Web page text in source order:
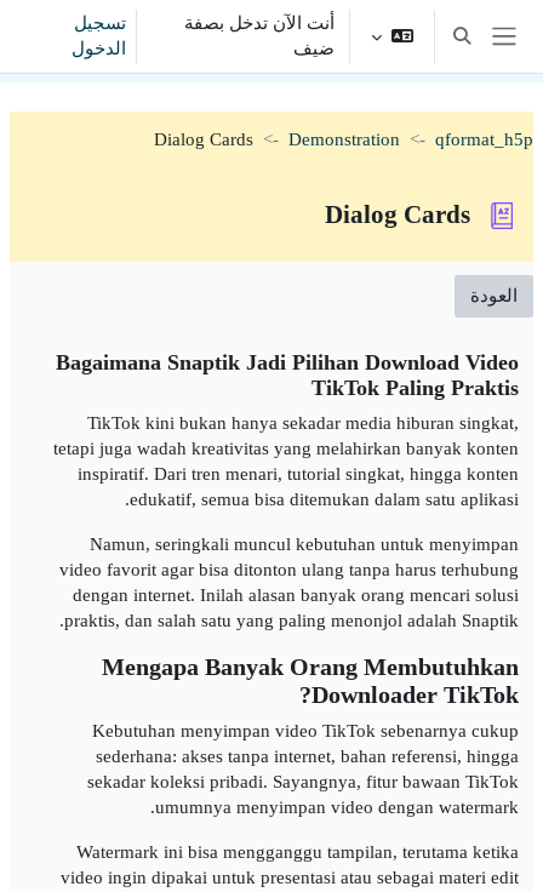
تخطى إلى المحتوى الرئيسي
واجهة جانبية
تبديل إدخال البحث
أنت الآن تدخل بصفة
ضيف
تسجيل
الدخول
qformat_h5p
Demonstration
Dialog Cards
Dialog Cards
العودة
Bagaimana Snaptik Jadi Pilihan Download Video
TikTok Paling Praktis
TikTok kini bukan hanya sekadar media hiburan singkat,
tetapi juga wadah kreativitas yang melahirkan banyak konten
inspiratif. Dari tren menari, tutorial singkat, hingga konten
edukatif, semua bisa ditemukan dalam satu aplikasi.
Namun, seringkali muncul kebutuhan untuk menyimpan
video favorit agar bisa ditonton ulang tanpa harus terhubung
dengan internet. Inilah alasan banyak orang mencari solusi
praktis, dan salah satu yang paling menonjol adalah Snaptik.
Mengapa Banyak Orang Membutuhkan
Downloader TikTok?
Kebutuhan menyimpan video TikTok sebenarnya cukup
sederhana: akses tanpa internet, bahan referensi, hingga
sekadar koleksi pribadi. Sayangnya, fitur bawaan TikTok
umumnya menyimpan video dengan watermark.
Watermark ini bisa mengganggu tampilan, terutama ketika
video ingin dipakai untuk presentasi atau sebagai materi edit